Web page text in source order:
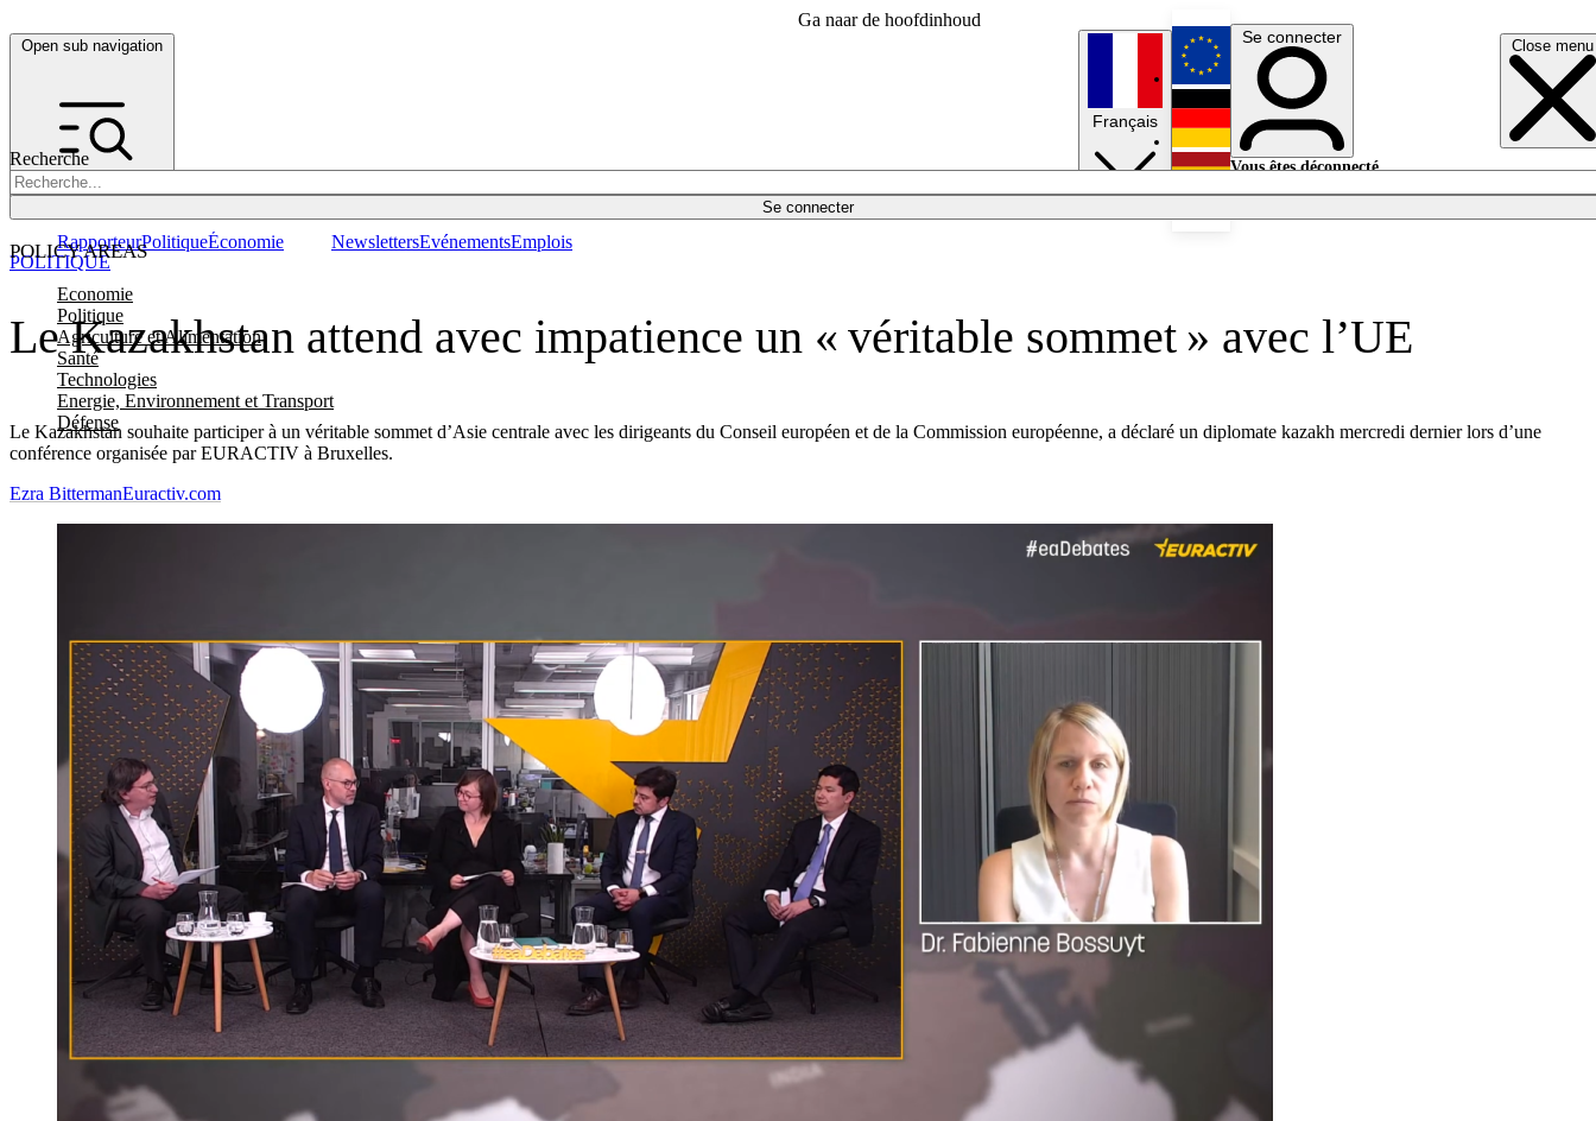
Ga naar de hoofdinhoud
Open sub navigation Close menu
Recherche
Se connecter
POLICY AREAS
Economie
Politique
Agriculture et Alimentation
Santé
Technologies
Energie, Environnement et Transport
Défense
RapporteurPolitiqueÉconomie NewslettersEvénementsEmplois
Français
English
Deutsch
Se connecter
Vous êtes déconnecté.
Le Kazakhstan attend avec impatience un « véritable sommet » avec l’UE
Le Kazakhstan souhaite participer à un véritable sommet d’Asie centrale avec les dirigeants du Conseil européen et de la Commission européenne, a déclaré un diplomate kazakh mercredi dernier lors d’une
conférence organisée par EURACTIV à Bruxelles.
POLITIQUE
Ezra BittermanEuractiv.com